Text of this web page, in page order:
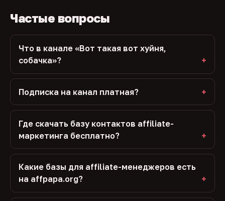
Частые вопросы
Что в канале «Вот такая вот хуйня,
собачка»?
Подписка на канал платная?
Где скачать базу контактов affiliate-
маркетинга бесплатно?
Какие базы для affiliate-менеджеров есть
на affpapa.org?